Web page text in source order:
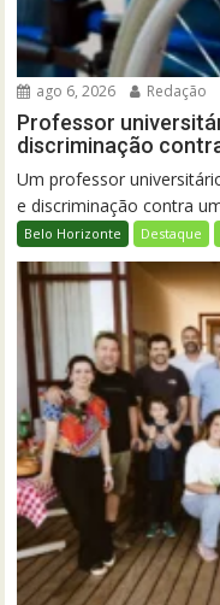
ago 6, 2026 Redação
Professor
discriminação
Um professor
e discriminação contra
Belo Horizonte Destaque